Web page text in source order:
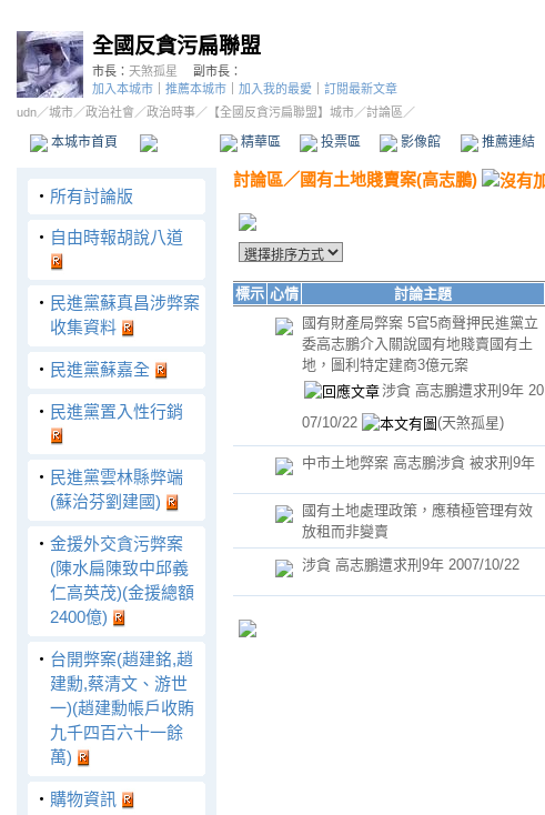
全國反貪污扁聯盟
市長： 天煞孤星
副市長：
加入本城市
推薦本城市 加入我的最愛
訂閱最新文章
udn／城市／政治社會 ／政治時事／ 【全國反貪污扁聯盟】城市／討論區／
本城市首頁 精華區 投票區 影像館 推薦連結
‧ 所有討論版
‧ 自由時報胡說八道
‧ 民進黨蘇真昌涉弊案
收集資料
‧ 民進黨蘇嘉全
‧ 民進黨置入性行銷
‧ 民進黨雲林縣弊端
(蘇治芬劉建國)
‧ 金援外交貪污弊案
(陳水扁陳致中邱義
仁高英茂)(金援總額
2400億)
‧ 台開弊案(趙建銘,趙
建勳,蔡清文、游世
一)(趙建勳帳戶收賄
九千四百六十一餘
萬)
‧ 購物資訊
討論區／ 國有土地賤賣案(高志鵬)
標示 心情 討論主題
國有財產局弊案 5官5商聲押民進黨立
委高志鵬介入關說國有地賤賣國有土
地，圖利特定建商3億元案
涉貪 高志鵬遭求刑9年 20
07/10/22
(天煞孤星)
中市土地弊案 高志鵬涉貪 被求刑9年
國有土地處理政策，應積極管理有效
放租而非變賣
涉貪 高志鵬遭求刑9年 2007/10/22